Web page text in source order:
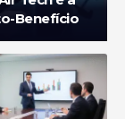
Benefício